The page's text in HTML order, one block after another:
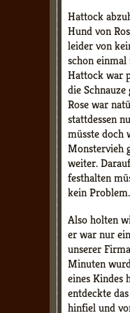
Hattock
Hund von
leider von
schon
Hattock war
die
Rose war
stattdessen
müsste doch
Monstervieh
weiter.
festhalten
kein Problem.
Also holten
er war nur
unserer
Minuten
eines Kindes
entdeckte
hinfiel und